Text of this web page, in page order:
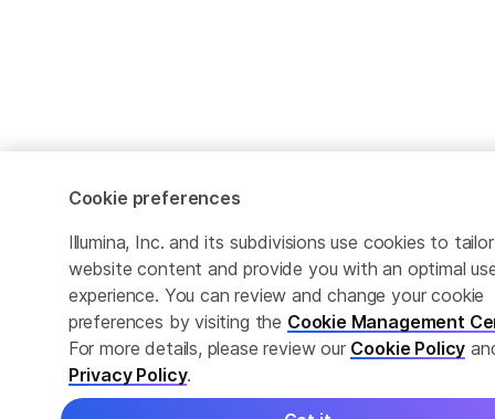
Cookie preferences
Illumina, Inc. and its subdivisions use cookies to tailor
website content and provide you with an optimal
experience. You can review and change your cookie
preferences by visiting the Cookie Management
For more details, please review our Cookie Policy
Privacy Policy.